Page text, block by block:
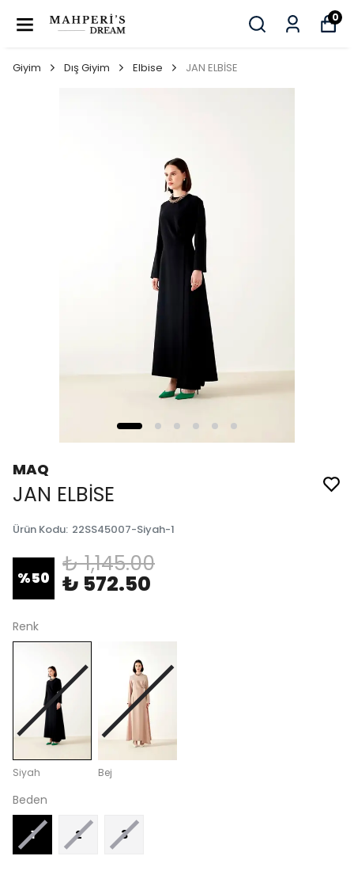
0
Giyim Dış Giyim Elbise JAN ELBİSE
MAQ
JAN ELBİSE
Ürün Kodu: 22SS45007-Siyah-1
%50
₺ 1,145.00
₺ 572.50
Renk
Siyah Bej
Beden
1 2 3